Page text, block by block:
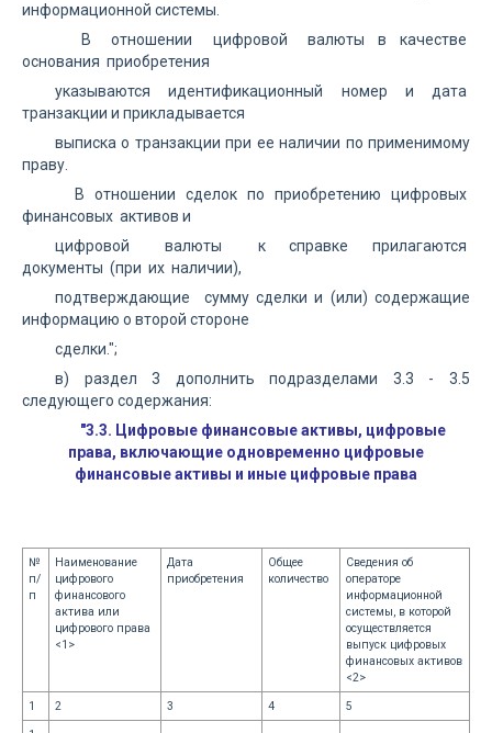
информационной системы.
В отношении цифровой валюты в качестве
основания приобретения
указываются идентификационный номер и дата
транзакции и прикладывается
выписка о транзакции при ее наличии по применимому
праву.
В отношении сделок по приобретению цифровых
финансовых активов и
цифровой валюты к справке прилагаются
документы (при их наличии),
подтверждающие сумму сделки и (или) содержащие
информацию о второй стороне
сделки.";
в) раздел 3 дополнить подразделами 3.3 - 3.5
следующего содержания:
"3.3. Цифровые финансовые активы, цифровые
права, включающие одновременно цифровые
финансовые активы и иные цифровые права
№
п/
п
Наименование
цифрового
финансового
актива или
цифрового права
<1>
Дата
приобретения
Общее
количество
Сведения об
операторе
информационной
системы, в которой
осуществляется
выпуск цифровых
финансовых активов
<2>
1
2 3 4
5